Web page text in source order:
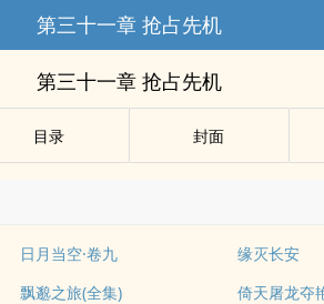
第三十一章 抢占先机
第三十一章 抢占先机
目录 封面
日月当空·卷九
缘灭长安
飘邈之旅(全集) 倚天屠龙夺